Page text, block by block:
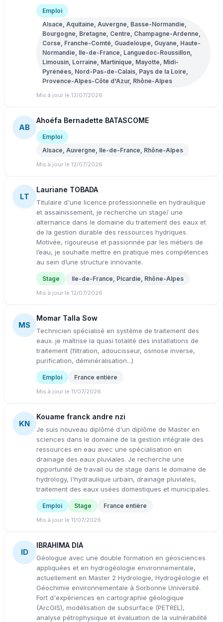
Emploi
Alsace, Aquitaine, Auvergne, Basse-Normandie,
Bourgogne, Bretagne, Centre, Champagne-Ardenne,
Corse, Franche-Comté, Guadeloupe, Guyane, Haute-
Normandie, Ile-de-France, Languedoc-Roussillon,
Limousin, Lorraine, Martinique, Mayotte, Midi-
Pyrénées, Nord-Pas-de-Calais, Pays de la Loire,
Provence-Alpes-Côte d'Azur, Rhône-Alpes
Mis à jour le 13/07/2026
AB
Ahoéfa Bernadette BATASCOME
Emploi
Alsace, Auvergne, Ile-de-France, Rhône-Alpes
Mis à jour le 12/07/2026
LT
Lauriane TOBADA
Titulaire d'une licence professionnelle en hydraulique
et assainissement, je recherche un stage/ une
alternance dans le domaine du traitement des eaux et
de la gestion durable des ressources hydriques.
Motivée, rigoureuse et passionnée par les métiers de
l’eau, je souhaite mettre en pratique mes compétences
au sein d’une structure innovante.
Stage Ile-de-France, Picardie, Rhône-Alpes
Mis à jour le 12/07/2026
MS
Momar Talla Sow
Technicien spécialisé en système de traitement des
eaux. je maîtrise la quasi totalité des installations de
traitement (filtration, adoucisseur, osmose inverse,
purification, déminéralisation...)
Emploi France entière
Mis à jour le 11/07/2026
KN
Kouame franck andre nzi
Je suis nouveau diplômé d'un diplôme de Master en
sciences dans le domaine de la gestion intégrale des
ressources en eau avec une spécialisation en
drainage des eaux pluviales. Je recherche une
opportunité de travail ou de stage dans le domaine de
hydrology, l'hydraulique urbain, drainage pluviales,
traitement des eaux usées domestiques et municipales.
Emploi Stage France entière
Mis à jour le 11/07/2026
ID
IBRAHIMA DIA
Géologue avec une double formation en géosciences
appliquées et en hydrogéologie environnementale,
actuellement en Master 2 Hydrologie, Hydrogéologie et
Géochimie environnementale à Sorbonne Université.
Fort d'expériences en cartographie géologique
(ArcGIS), modélisation de subsurface (PETREL),
analyse pétrophysique et évaluation de la vulnérabilité